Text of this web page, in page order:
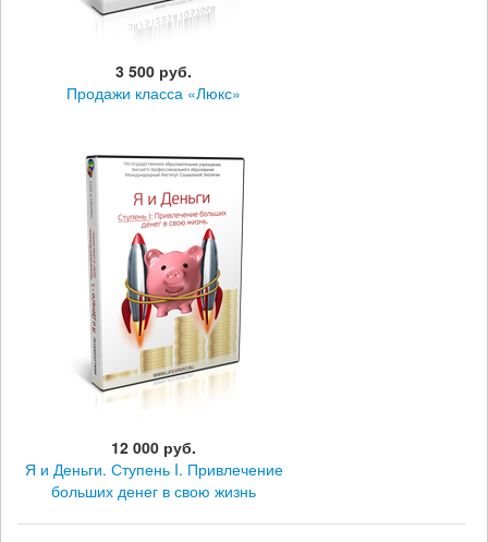
3 500 руб.
Продажи класса «Люкс»
12 000 руб.
Я и Деньги. Ступень I. Привлечение
больших денег в свою жизнь